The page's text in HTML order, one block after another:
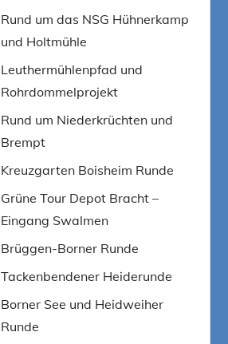
Rund um das NSG Hühnerkamp
und Holtmühle
Leuthermühlenpfad und
Rohrdommelprojekt
Rund um Niederkrüchten und
Brempt
Kreuzgarten Boisheim Runde
Grüne Tour Depot Bracht –
Eingang Swalmen
Brüggen-Borner Runde
Tackenbendener Heiderunde
Borner See und Heidweiher
Runde